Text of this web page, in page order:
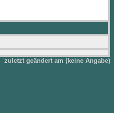
zuletzt geändert am (keine Angabe)